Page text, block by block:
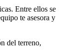
Entre ellos se
te asesora y
del terreno,